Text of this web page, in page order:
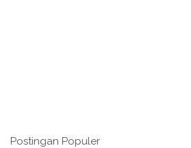
Postingan Populer